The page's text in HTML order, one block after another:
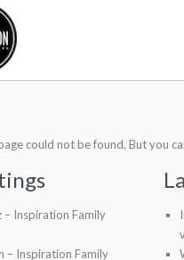
could not be found, But you
– Inspiration Family
– Inspiration Family